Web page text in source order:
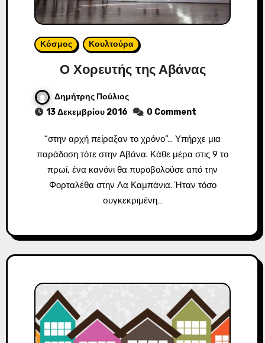
Κόσμος Κουλτούρα
Ο Χορευτής της Αβάνας
Δημήτρης Πούλιος
13 Δεκεμβρίου 2016
0 Comment
“στην αρχή πείραξαν το χρόνο”… Υπήρχε μια
παράδοση τότε στην Αβάνα. Κάθε μέρα στις 9 το
πρωί, ένα κανόνι θα πυροβολούσε από την
Φορταλέθα στην Λα Καμπάνια. Ήταν τόσο
συγκεκριμένη…